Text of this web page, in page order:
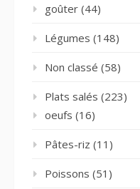
goûter (44)
Légumes (148)
Non classé (58)
Plats salés (223)
oeufs (16)
Pâtes-riz (11)
Poissons (51)